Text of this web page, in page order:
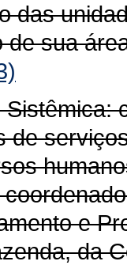
das
de sua
de
e
da